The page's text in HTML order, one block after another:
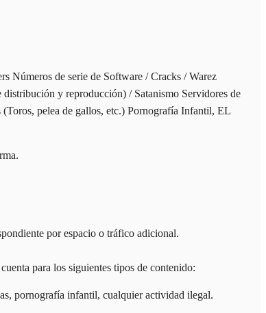
Números de serie de Software / Cracks / Warez
y reproducción) / Satanismo Servidores de
pelea de gallos, etc.) Pornografía Infantil, EL
por espacio o tráfico adicional.
para los siguientes tipos de contenido:
pornografía infantil, cualquier actividad ilegal.